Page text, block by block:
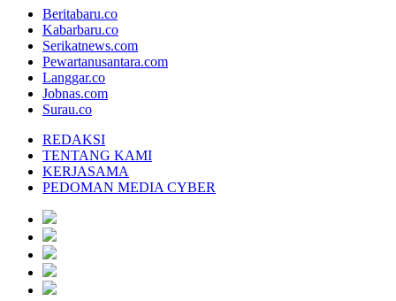
Beritabaru.co
Kabarbaru.co
Serikatnews.com
Pewartanusantara.com
Langgar.co
Jobnas.com
Surau.co
REDAKSI
TENTANG KAMI
KERJASAMA
PEDOMAN MEDIA CYBER